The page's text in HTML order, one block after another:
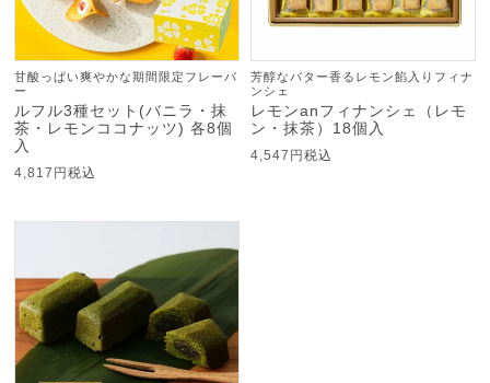
甘酸っぱい爽やかな期間限定フレーバ
ー
ルフル3種セット(バニラ・抹
茶・レモンココナッツ) 各8個
入
4,817 税込
芳醇なバター香るレモン餡入りフィナ
ンシェ
レモンanフィナンシェ（レモ
ン・抹茶）18個入
4,547 税込